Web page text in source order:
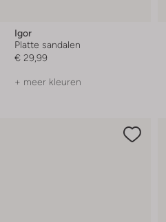
Igor
Platte sandalen
€ 29,99
+ meer kleuren